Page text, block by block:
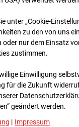
10,
Zur Übersicht
11:45,
unter „Cookie-
zu den von uns
oder nur dem Einsatz
zustimmen.
Einwilligung
für die Zukunft
geändert werden.
| Impressum